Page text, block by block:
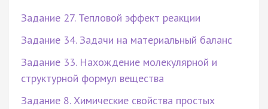
Задание 27. Тепловой эффект реакции
Задание 34. Задачи на материальный баланс
Задание 33. Нахождение молекулярной и
структурной формул вещества
Задание 8. Химические свойства простых